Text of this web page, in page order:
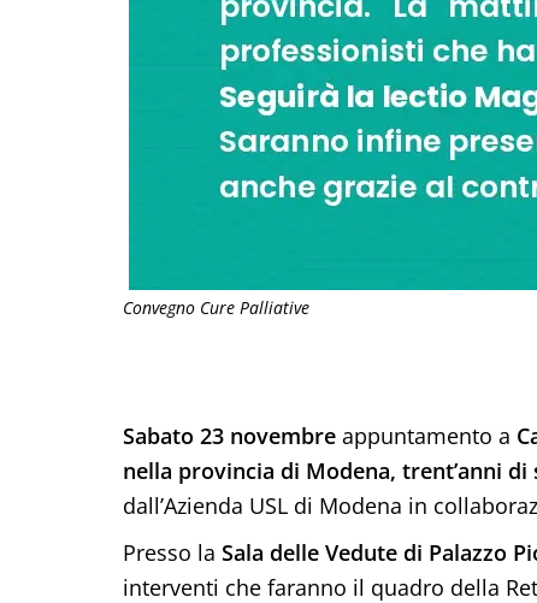
Convegno Cure Palliative
Sabato 23 novembre appuntamento a
nella provincia di Modena, trent’anni
dall’Azienda USL di Modena in
Presso la Sala delle Vedute di Palazzo
interventi che faranno il quadro della